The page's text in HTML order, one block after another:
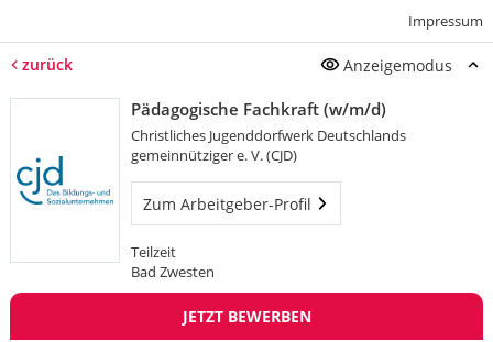
Impressum
zurück Anzeigemodus
Pädagogische Fachkraft (w/m/d)
Christliches Jugenddorfwerk Deutschlands
gemeinnütziger e. V. (CJD)
Zum Arbeitgeber-Profil
Teilzeit
Bad Zwesten
JETZT BEWERBEN